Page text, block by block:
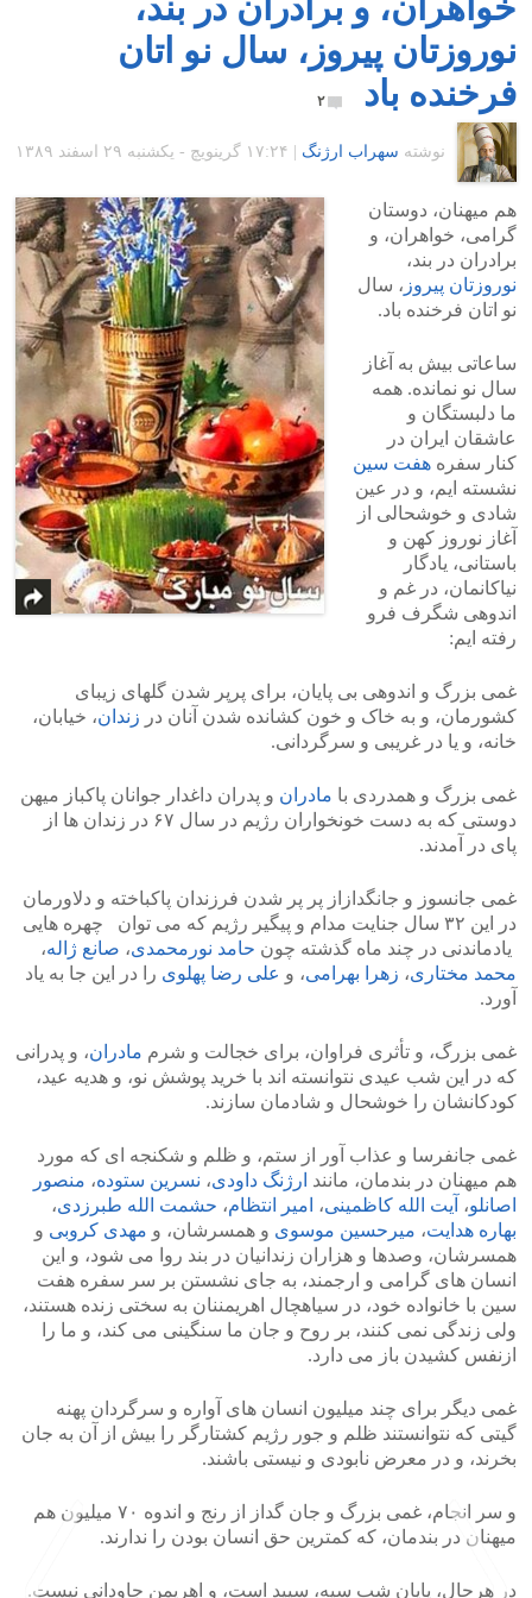
نوروزتان پیروز، سال نو اتان
فرخنده باد
۲
نوشته سهراب ارژنگ ۱۷:۲۴ گرينويچ - یکشنبه ۲۹ اسفند ۱۳۸۹
هم میهنان، دوستان
گرامی، خواهران، و
برادران در بند،
نوروزتان پیروز ، سال
نو اتان فرخنده باد.
ساعاتی بیش به آغاز
سال نو نمانده. همه
ما دلبستگان و
عاشقان ایران در
کنار سفره هفت سین
نشسته ایم، و در عین
شادی و خوشحالی از
آغاز نوروز کهن و
باستانی، یادگار
نیاکانمان، در غم و
اندوهی شگرف فرو
رفته ایم:
غمی بزرگ و اندوهی بی پایان، برای پرپر شدن گلهای زیبای
کشورمان، و به خاک و خون کشانده شدن آنان در زندان، خیابان،
خانه، و یا در غریبی و سرگردانی.
غمی بزرگ و همدردی با مادران و پدران داغدار جوانان پاکباز میهن
دوستی که به دست خونخواران رژیم در سال ۶۷ در زندان ها از
پای در آمدند.
غمی جانسوز و جانگدازاز پر پر شدن فرزندان پاکباخته و دلاورمان
در این ۳۲ سال جنایت مدام و پیگیر رژیم که می توان چهره هایی
یادماندنی در چند ماه گذشته چون حامد نورمحمدی، صانع ژاله،
محمد مختاری، زهرا بهرامی، و علی رضا پهلوی را در این جا به یاد
آورد.
غمی بزرگ، و تأثری فراوان، برای خجالت و شرم مادران، و پدرانی
که در این شب عیدی نتوانسته اند با خرید پوشش نو، و هدیه عید،
کودکانشان را خوشحال و شادمان سازند.
غمی جانفرسا و عذاب آور از ستم، و ظلم و شکنجه ای که مورد
هم میهنان در بندمان، مانند ارژنگ داودی، نسرین ستوده، منصور
اصانلو، آیت الله کاظمینی، امیر انتظام، حشمت الله طبرزدی،
بهاره هدایت، میرحسین موسوی و همسرشان، و مهدی کروبی و
همسرشان، وصدها و هزاران زندانیان در بند روا می شود، و این
انسان های گرامی و ارجمند، به جای نشستن بر سر سفره هفت
سین با خانواده خود، در سیاهچال اهریمننان به سختی زنده هستند،
ولی زندگی نمی کنند، بر روح و جان ما سنگینی می کند، و ما را
ازنفس کشیدن باز می دارد.
غمی دیگر برای چند میلیون انسان های آواره و سرگردان پهنه
گیتی که نتوانستند ظلم و جور رژیم کشتارگر را بیش از آن به جان
بخرند، و در معرض نابودی و نیستی باشند.
و سر انجام، غمی بزرگ و جان گداز از رنج و اندوه ۷۰ میلیون هم
میهنان در بندمان، که کمترین حق انسان بودن را ندارند.
در هرحال، پایان شب سیه، سپید است، و اهریمن جاودانی نیست.